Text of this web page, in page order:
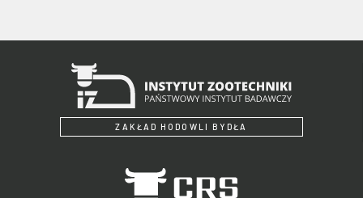
ZAKŁAD HODOWLI BYDŁA